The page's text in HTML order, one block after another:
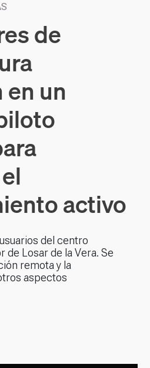
de
un
activo
del centro
de Losar de la Vera. Se
remota y la
aspectos